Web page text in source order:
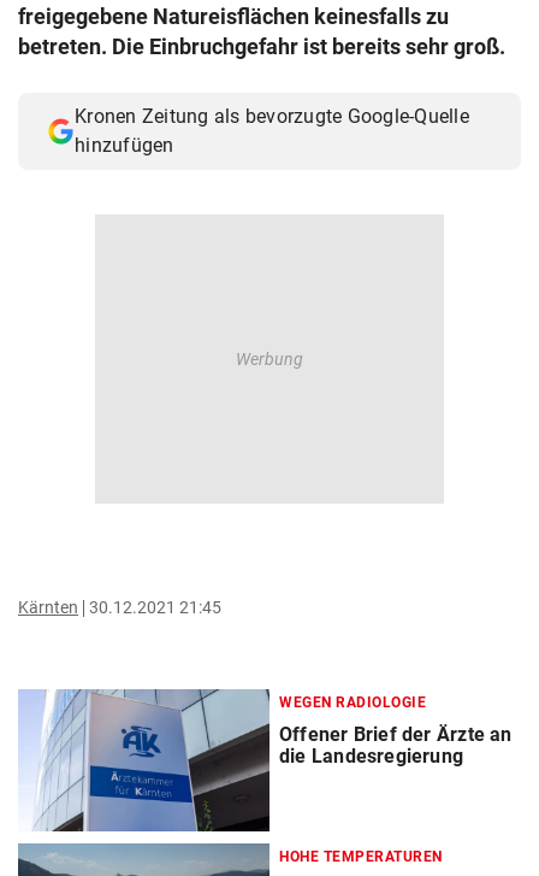
© Krone Multimedia GmbH & Co KG 2026
freigegebene Natureisflächen keinesfalls zu
betreten. Die Einbruchgefahr ist bereits sehr groß.
Kronen Zeitung als bevorzugte Google-Quelle
hinzufügen
Kärnten 30.12.2021 21:45
WEGEN RADIOLOGIE
Offener Brief der Ärzte an
die Landesregierung
HOHE TEMPERATUREN